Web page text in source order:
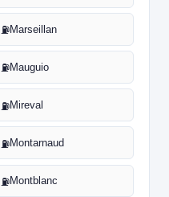
⛽Marseillan
⛽Mauguio
⛽Mireval
⛽Montarnaud
⛽Montblanc